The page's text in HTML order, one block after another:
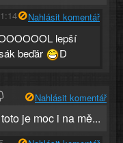
Nahlásit komentář
lepší
beďár
D
Nahlásit komentář
je moc i na mě...